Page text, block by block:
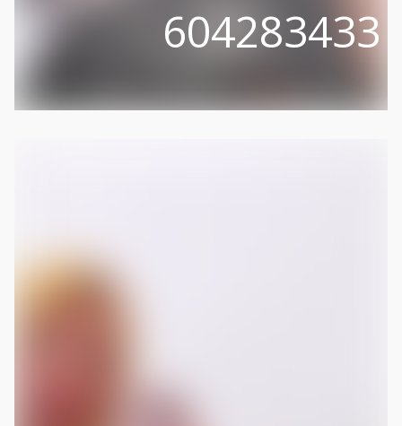
604283433